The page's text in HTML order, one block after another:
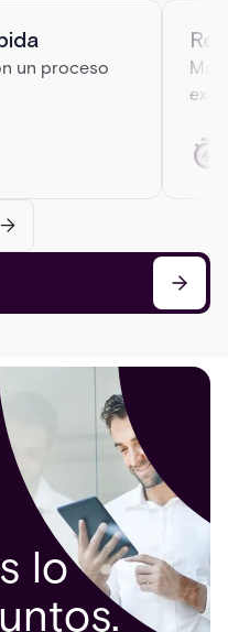
un proceso
lo